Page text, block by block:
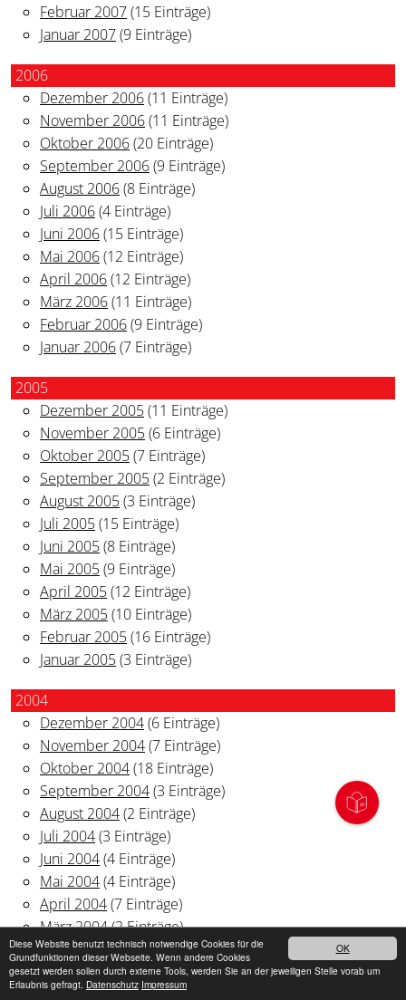
OK
Diese Website benutzt technisch notwendige Cookies für die
Grundfunktionen dieser Webseite. Wenn andere Cookies
gesetzt werden sollen durch externe Tools, werden Sie an der jeweiligen Stelle vorab um
Erlaubnis gefragt. Datenschutz Impressum
Februar 2007(15 Einträge)
Januar 2007(9 Einträge)
2006
Dezember 2006(11 Einträge)
November 2006(11 Einträge)
Oktober 2006(20 Einträge)
September 2006(9 Einträge)
August 2006(8 Einträge)
Juli 2006(4 Einträge)
Juni 2006(15 Einträge)
Mai 2006(12 Einträge)
April 2006(12 Einträge)
März 2006(11 Einträge)
Februar 2006(9 Einträge)
Januar 2006(7 Einträge)
2005
Dezember 2005(11 Einträge)
November 2005(6 Einträge)
Oktober 2005(7 Einträge)
September 2005(2 Einträge)
August 2005(3 Einträge)
Juli 2005(15 Einträge)
Juni 2005(8 Einträge)
Mai 2005(9 Einträge)
April 2005(12 Einträge)
März 2005(10 Einträge)
Februar 2005(16 Einträge)
Januar 2005(3 Einträge)
2004
Dezember 2004(6 Einträge)
November 2004(7 Einträge)
Oktober 2004(18 Einträge)
September 2004(3 Einträge)
August 2004(2 Einträge)
Juli 2004(3 Einträge)
Juni 2004(4 Einträge)
Mai 2004(4 Einträge)
April 2004(7 Einträge)
März 2004(2 Einträge)